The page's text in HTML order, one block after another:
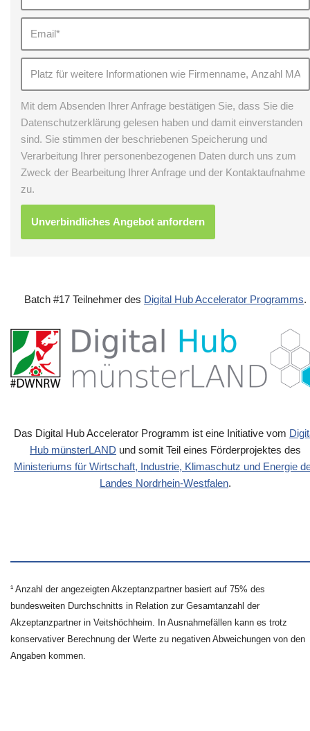
Mit dem Absenden Ihrer Anfrage bestätigen Sie, dass Sie die
Datenschutzerklärung gelesen haben und damit einverstanden
sind. Sie stimmen der beschriebenen Speicherung und
Verarbeitung Ihrer personenbezogenen Daten durch uns zum
Zweck der Bearbeitung Ihrer Anfrage und der Kontaktaufnahme
zu.
Batch #17 Teilnehmer des Digital Hub Accelerator Programms.
Das Digital Hub Accelerator Programm ist eine Initiative vom
Hub münsterLAND und somit Teil eines Förderprojektes des
Ministeriums für Wirtschaft, Industrie, Klimaschutz und Energie
Landes Nordrhein-Westfalen.
¹ Anzahl der angezeigten Akzeptanzpartner basiert auf 75% des
bundesweiten Durchschnitts in Relation zur Gesamtanzahl der
Akzeptanzpartner in Veitshöchheim. In Ausnahmefällen kann es trotz
konservativer Berechnung der Werte zu negativen Abweichungen von den
Angaben kommen.